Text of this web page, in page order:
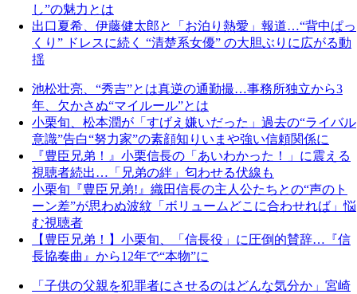
し”の魅力とは
出口夏希、伊藤健太郎と「お泊り熱愛」報道…“背中ぱっ
くり” ドレスに続く “清楚系女優” の大胆ぶりに広がる動
揺
池松壮亮、“秀吉”とは真逆の通勤撮…事務所独立から3
年、欠かさぬ“マイルール”とは
小栗旬、松本潤が「すげえ嫌いだった」過去の“ライバル
意識”告白“努力家”の素顔知りいまや強い信頼関係に
『豊臣兄弟！』小栗信長の「あいわかった！」に震える
視聴者続出…「兄弟の絆」匂わせる伏線も
小栗旬『豊臣兄弟!』織田信長の主人公たちとの“声のト
ーン差”が思わぬ波紋「ボリュームどこに合わせれば」悩
む視聴者
【豊臣兄弟！】小栗旬、「信長役」に圧倒的賛辞…『信
長協奏曲』から12年で“本物”に
「子供の父親を犯罪者にさせるのはどんな気分か」宮崎